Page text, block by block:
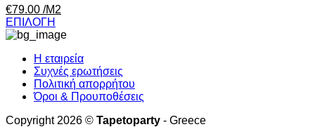
€79.00 /Μ2
ΕΠΙΛΟΓΗ
Η εταιρεία
Συχνές ερωτήσεις
Πολιτική απορρήτου
Όροι & Προυποθέσεις
Copyright 2026 © Tapetoparty - Greece